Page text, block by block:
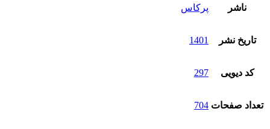
ناشر پرکاس
تاریخ نشر 1401
کد دیویی 297
تعداد صفحات 704